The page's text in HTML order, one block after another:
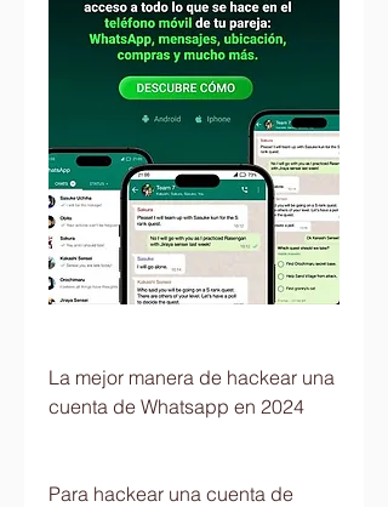
La mejor manera de hackear una
cuenta de Whatsapp en 2024
Para hackear una cuenta de